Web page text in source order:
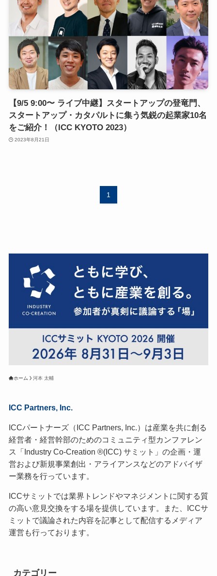
【9/5 9:00〜 ライブ中継】スタートアップの登竜門、
スタートアップ・カタパルトに集う気鋭の起業家10名
をご紹介！（ICC KYOTO 2023）
2023年8月21日
1
ホーム 河本 太輔
ICC Partners, Inc.
ICCパートナーズ（ICC Partners, Inc.）は産業を共に創る
経営者・経営幹部のためのコミュニティ型カンファレン
ス「Industry Co-Creation ®(ICC) サミット」の企画・運
営および新規事業創出・アライアンスなどのアドバイザ
ー業務を行っています。
ICCサミットでは業界トレンドやマネジメントに関する質
の高い意見交換をする場を提供しています。また、ICCサ
ミットで議論された内容を記事として配信するメディア
運営も行っております。
カテゴリー